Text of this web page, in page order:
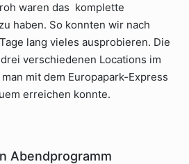
waren das komplette
haben. So konnten wir nach
lang vieles ausprobieren. Die
verschiedenen Locations im
mit dem Europapark-Express
erreichen konnte.
Abendprogramm